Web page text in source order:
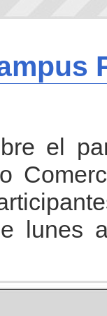
el
lunes